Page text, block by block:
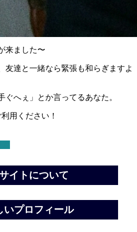
来ました〜
友達と一緒なら緊張も和らぎますよ
ぐへぇ」とか言ってるあなた。
用ください！
イトについて
いプロフィール